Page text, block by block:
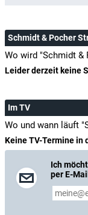
Schmidt & Pocher
Wo wird "Schmidt &
Leider derzeit keine
Im TV
Wo und wann läuft
Keine TV-Termine in
Ich
per E-